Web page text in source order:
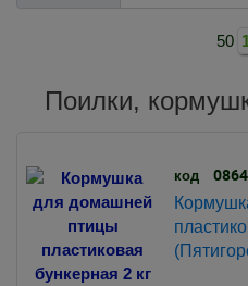
50
Поилки,
код